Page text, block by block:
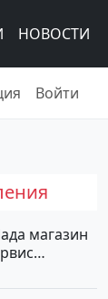
НОВОСТИ
Войти
магазин